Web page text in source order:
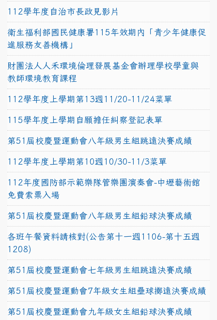
112學年度自治市長政見影片
衛生福利部國民健康署115年效期內「青少年健康促
進服務友善機構」
財團法人人禾環境倫理發展基金會辦理學校學童與
教師環境教育課程
112學年度上學期第13週11/20-11/24菜單
115學年度上學期自願擔任糾察登記表單
第51屆校慶暨運動會八年級男生組跳遠決賽成績
112學年度上學期第10週10/30-11/3菜單
112年度國防部示範樂隊管樂團演奏會-中壢藝術館
免費索票入場
第51屆校慶暨運動會八年級男生組鉛球決賽成績
各班午餐資料請核對(公告第十一週1106-第十五週
1208)
第51屆校慶暨運動會七年級男生組跳遠決賽成績
第51屆校慶暨運動會7年級女生組壘球擲遠決賽成績
第51屆校慶暨運動會九年級女生組鉛球決賽成績